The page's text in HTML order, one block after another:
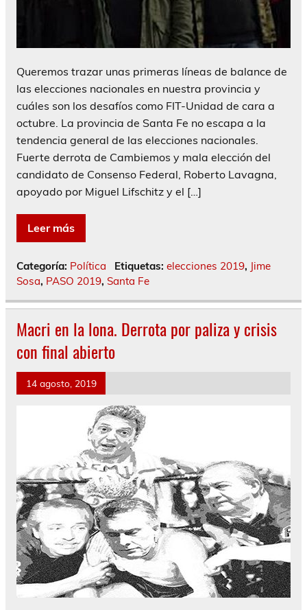
Queremos trazar unas primeras líneas de balance de
las elecciones nacionales en nuestra provincia y
cuáles son los desafíos como FIT-Unidad de cara a
octubre. La provincia de Santa Fe no escapa a la
tendencia general de las elecciones nacionales.
Fuerte derrota de Cambiemos y mala elección del
candidato de Consenso Federal, Roberto Lavagna,
apoyado por Miguel Lifschitz y el […]
Leer más
Categoría: Política Etiquetas: elecciones 2019, Jime
Sosa, PASO 2019, Santa Fe
Macri en la lona. Derrota por paliza y crisis
con final abierto
14 agosto, 2019